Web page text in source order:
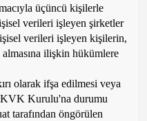
üçüncü kişilerle
verileri işleyen şirketler
verileri işleyen kişilerin,
ilişkin hükümlere
olarak ifşa edilmesi veya
KVK Kurulu'na durumu
tarafından öngörülen